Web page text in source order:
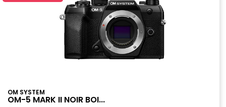
OM SYSTEM
OM-5 MARK II NOIR BOI...